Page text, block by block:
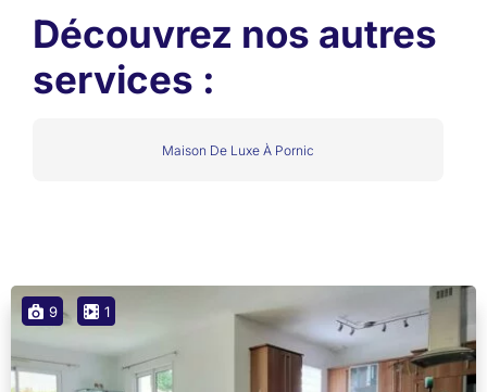
Découvrez nos autres
services :
Maison De Luxe À Pornic
9 1